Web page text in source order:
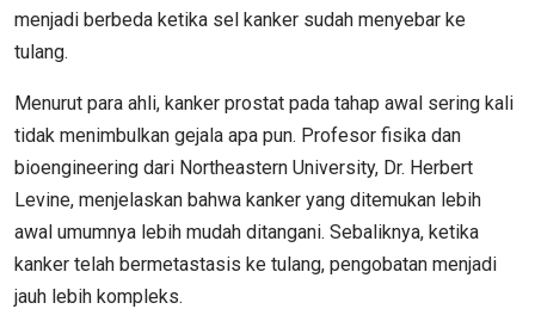
menjadi berbeda ketika sel kanker sudah menyebar ke
tulang.
Menurut para ahli, kanker prostat pada tahap awal sering kali
tidak menimbulkan gejala apa pun. Profesor fisika dan
bioengineering dari Northeastern University, Dr. Herbert
Levine, menjelaskan bahwa kanker yang ditemukan lebih
awal umumnya lebih mudah ditangani. Sebaliknya, ketika
kanker telah bermetastasis ke tulang, pengobatan menjadi
jauh lebih kompleks.